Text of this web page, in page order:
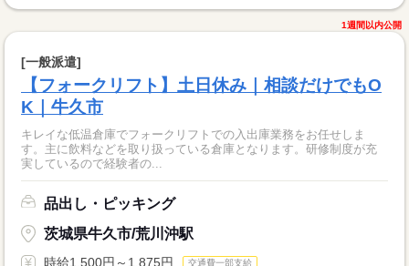
1週間以内公開
[一般派遣]
【フォークリフト】土日休み｜相談だけでもO
K｜牛久市
キレイな低温倉庫でフォークリフトでの入出庫業務をお任せしま
す。主に飲料などを取り扱っている倉庫となります。研修制度が充
実しているので経験者の...
品出し・ピッキング
茨城県牛久市/荒川沖駅
時給1,500円～1,875円 交通費一部支給